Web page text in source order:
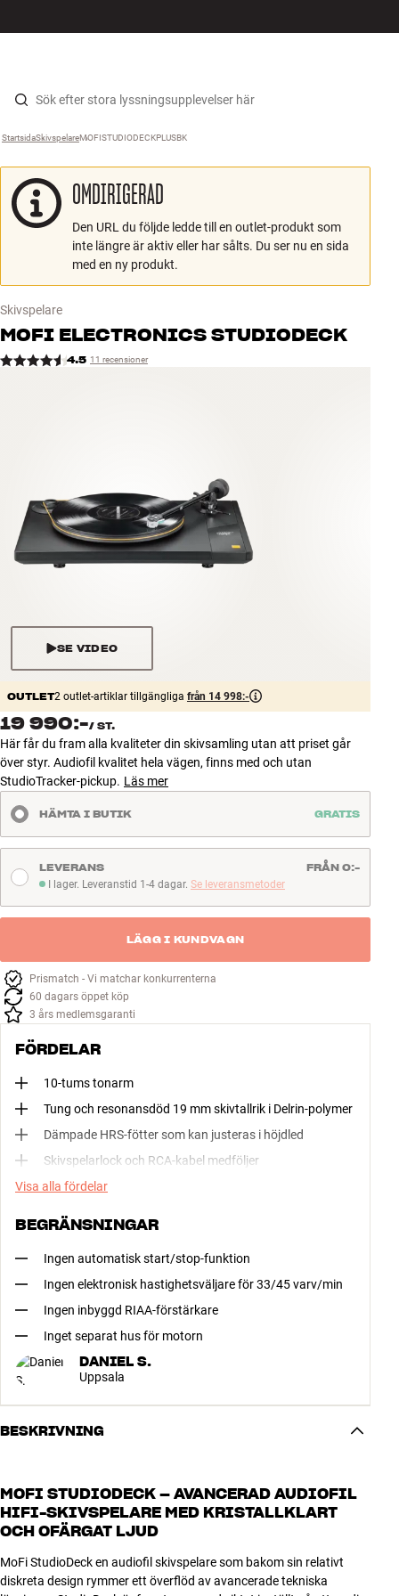
Hopp til innhold
Högtalare
Hörlurar
Surround
TV
System
Kablar
MÄRKEN
NYHETER
Hitta Butik
Kundtjänst
Bygg med ljud
Företag
Startsida ›
Skivspelare ›
MOFISTUDIODECKPLUSBK
OMDIRIGERAD
Den URL du följde ledde till en outlet-produkt som
inte längre är aktiv eller har sålts. Du ser nu en sida
med en ny produkt.
Skivspelare
MOFI ELECTRONICSSTUDIODECK
4.5 11 recensioner
SE VIDEO
OUTLET2 outlet-artiklar tillgängliga från 14 998:-
19 990:-/ ST.
Här får du fram alla kvaliteter din skivsamling utan att priset går
över styr. Audiofil kvalitet hela vägen, finns med och utan
StudioTracker-pickup. Läs mer
HÄMTA I BUTIK GRATIS
I lager. Leveranstid 1-4 dagar
I lager. Leveranstid 1-4 dagar. Se leveransmetoder
LEVERANS FRÅN 0:-
LÄGG I KUNDVAGN
Prismatch - Vi matchar konkurrenterna
60 dagars öppet köp
3 års medlemsgaranti
FÖRDELAR
10-tums tonarm
Tung och resonansdöd 19 mm skivtallrik i Delrin-polymer
Dämpade HRS-fötter som kan justeras i höjdled
Skivspelarlock och RCA-kabel medföljer
Visa alla fördelar
BEGRÄNSNINGAR
Ingen automatisk start/stop-funktion
Ingen elektronisk hastighetsväljare för 33/45 varv/min
Ingen inbyggd RIAA-förstärkare
Inget separat hus för motorn
DANIEL S.
Uppsala
BESKRIVNING
MOFI STUDIODECK – AVANCERAD AUDIOFIL
HIFI-SKIVSPELARE MED KRISTALLKLART
OCH OFÄRGAT LJUD
MoFi StudioDeck en audiofil skivspelare som bakom sin relativt
diskreta design rymmer ett överflöd av avancerade tekniska